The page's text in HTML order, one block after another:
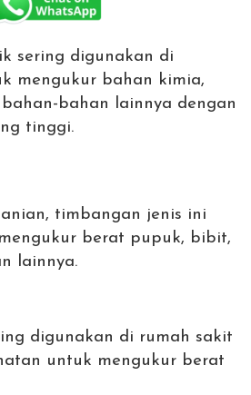
sering digunakan di
mengukur bahan kimia,
bahan lainnya dengan
tinggi.
timbangan jenis ini
berat pupuk, bibit,
lainnya.
digunakan di rumah sakit
untuk mengukur berat